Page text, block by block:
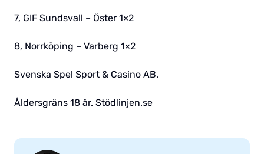
7, GIF Sundsvall – Öster 1×2
8, Norrköping – Varberg 1×2
Svenska Spel Sport & Casino AB.
Åldersgräns 18 år. Stödlinjen.se